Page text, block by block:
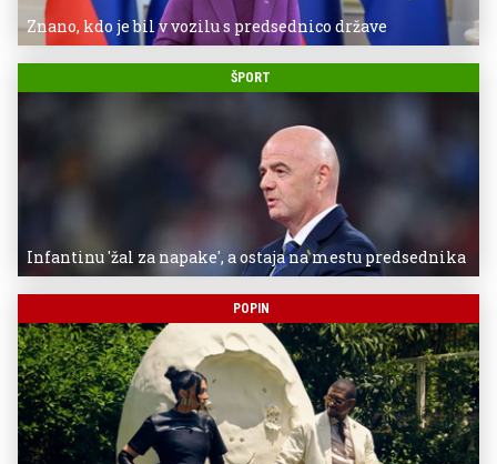
Znano, kdo je bil v vozilu s predsednico države
ŠPORT
Infantinu 'žal za napake', a ostaja na mestu predsednika
POPIN